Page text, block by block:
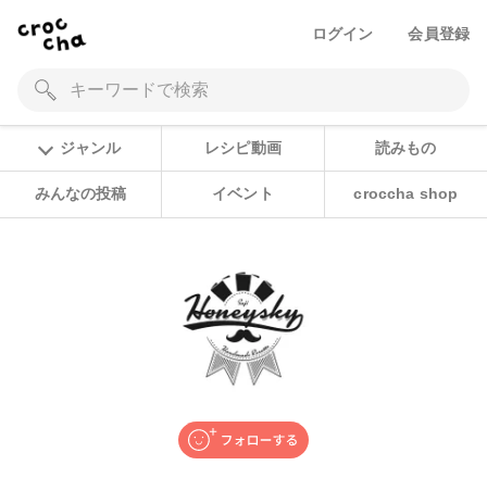
ログイン 会員登録
ジャンル レシピ動画 読みもの
みんなの投稿 イベント croccha shop